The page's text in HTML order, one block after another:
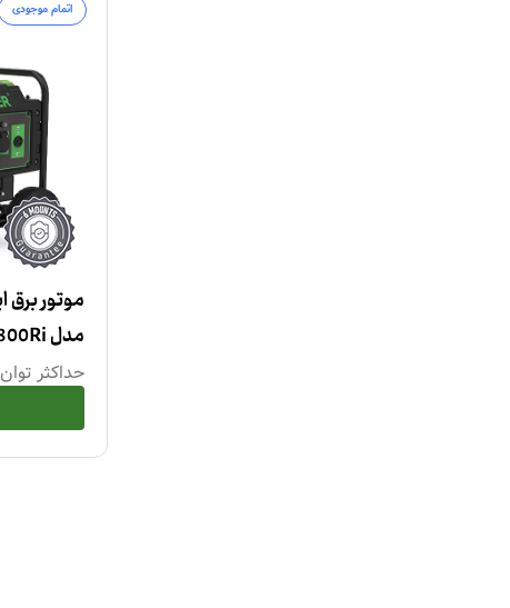
اتمام موجودی
مدل GR6800Ri
حداکثر توان